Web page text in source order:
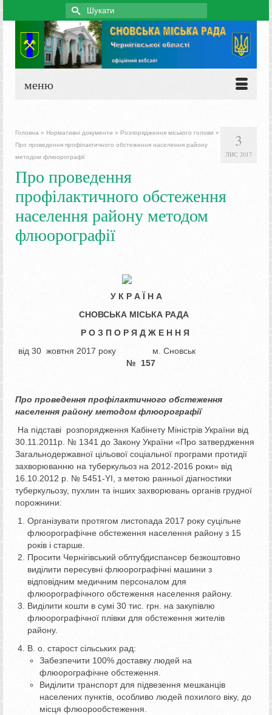
Search
for:
меню
3
ЛИС 2017
Головна » Нормативні документи » Розпорядження міського голови »
Про проведення профілактичного обстеження населення району
методом флюорографії
Про проведення
профілактичного обстеження
населення району методом
флюорографії
У К Р А Ї Н А
СНОВСЬКА МІСЬКА РАДА
Р О З П О Р Я Д Ж Е Н Н Я
від 30 жовтня 2017 року м. Сновськ
№ 157
Про проведення профілактичного обстеження
населення районуметодом флюорографії
На підставі розпорядження Кабінету Міністрів України від
30.11.2011р. № 1341 до Закону України «Про затвердження
Загальнодержавної цільової соціальної програми протидії
захворюванню на туберкульоз на 2012-2016 роки» від
16.10.2012 р. № 5451-YІ, з метою ранньої діагностики
туберкульозу, пухлин та інших захворювань органів грудної
порожнини:
Організувати протягом листопада 2017 року суцільне
флюорографічне обстеження населення району з 15
років і старше.
Просити Чернігівський облтубдиспансер безкоштовно
виділити пересувні флюорографічні машини з
відповідним медичним персоналом для
флюорографічного обстеження населення району.
Виділити кошти в сумі 30 тис. грн. на закупівлю
флюорографічної плівки для обстеження жителів
району.
В. о. старост сільських рад:
Забезпечити 100% доставку людей на
флюорографічне обстеження.
Виділити транспорт для підвезення мешканців
населених пунктів, особливо людей похилого віку, до
місця флюорообстеження.